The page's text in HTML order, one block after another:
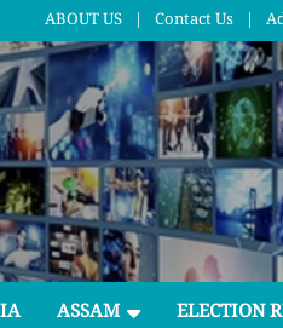
ABOUT US Contact Us
ASSAM ELECTION